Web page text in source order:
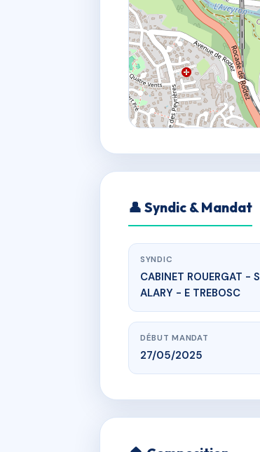
👤 Syndic & Mandat
SYNDIC
CABINET ROUERGAT - S
ALARY - E TREBOSC
DÉBUT MANDAT
27/05/2025